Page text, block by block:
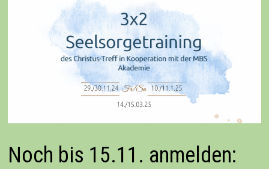
Noch bis 15.11. anmelden: